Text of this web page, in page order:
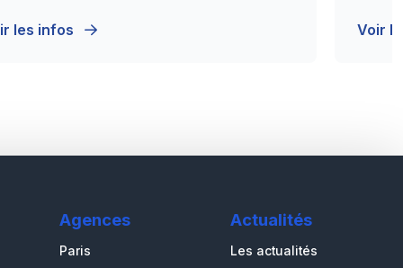
les infos Voir
Agences
Paris
Actualités
Les actualités